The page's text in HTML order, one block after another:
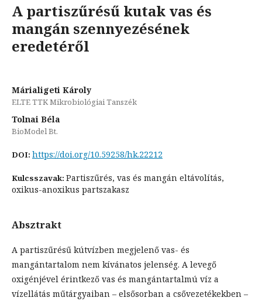
A partiszűrésű kutak vas és
mangán szennyezésének
eredetéről
Márialigeti Károly
ELTE TTK Mikrobiológiai Tanszék
Tolnai Béla
BioModel Bt.
DOI: https://doi.org/10.59258/hk.22212
Kulcsszavak: Partiszűrés, vas és mangán eltávolítás,
oxikus-anoxikus partszakasz
Absztrakt
A partiszűrésű kútvízben megjelenő vas- és
mangántartalom nem kívánatos jelenség. A levegő
oxigénjével érintkező vas és mangántartalmú víz a
vízellátás műtárgyaiban – elsősorban a csővezetékekben –